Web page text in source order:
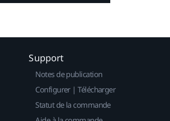
Support
Notes de publication
Configurer | Télécharger
Statut de la commande